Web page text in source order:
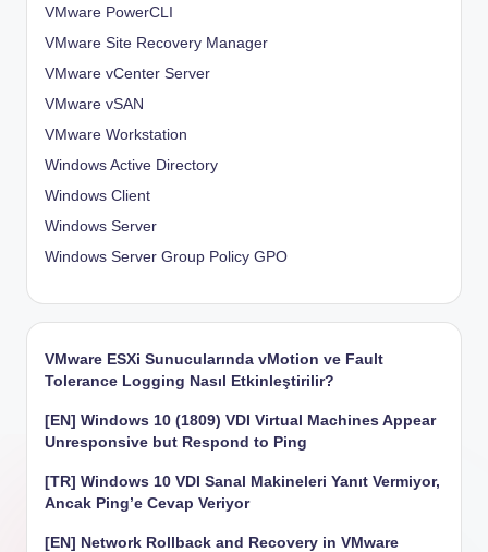
VMware PowerCLI
VMware Site Recovery Manager
VMware vCenter Server
VMware vSAN
VMware Workstation
Windows Active Directory
Windows Client
Windows Server
Windows Server Group Policy GPO
VMware ESXi Sunucularında vMotion ve Fault
Tolerance Logging Nasıl Etkinleştirilir?
[EN] Windows 10 (1809) VDI Virtual Machines Appear
Unresponsive but Respond to Ping
[TR] Windows 10 VDI Sanal Makineleri Yanıt Vermiyor,
Ancak Ping’e Cevap Veriyor
[EN] Network Rollback and Recovery in VMware